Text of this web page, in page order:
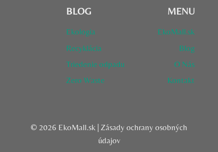
BLOG
Ekologia
Recyklácia
Triedenie odpadu
Zero Waste
MENU
EkoMall.sk
Blog
O Nás
Kontakt
© 2026 EkoMall.sk | Zásady ochrany osobných
údajov